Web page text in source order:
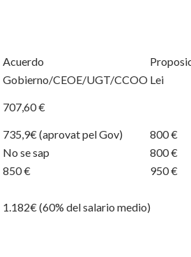
Acuerdo
Gobierno/CEOE/UGT/CCOO Lei
707,60 €
735,9€ (aprovat pel Gov)
800 €
No se sap
800 €
850 €
950 €
1.182€ (60% del salario medio)